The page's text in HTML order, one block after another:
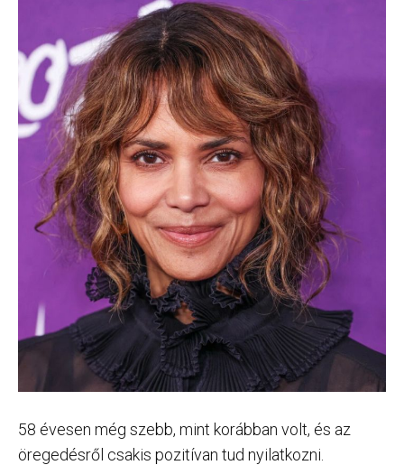
58 évesen még szebb, mint korábban volt, és az
öregedésről csakis pozitívan tud nyilatkozni.